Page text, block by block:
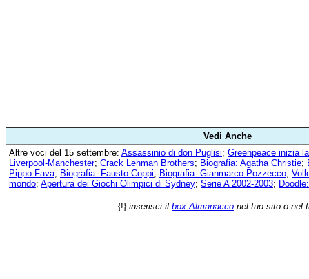
Vedi Anche
Altre voci del 15 settembre: Assassinio di don Puglisi; Greenpeace inizia
Liverpool-Manchester; Crack Lehman Brothers; Biografia: Agatha Christie;
Pippo Fava; Biografia: Fausto Coppi; Biografia: Gianmarco Pozzecco;
mondo; Apertura dei Giochi Olimpici di Sydney; Serie A 2002-2003;
{!} inserisci il box Almanacco nel tuo sito o nel